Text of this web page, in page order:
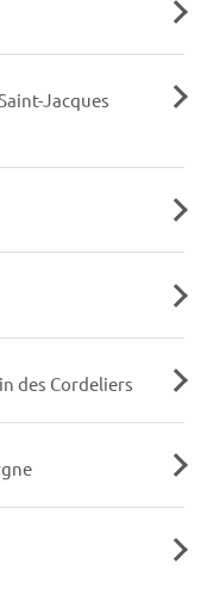
Jacques
des Cordeliers